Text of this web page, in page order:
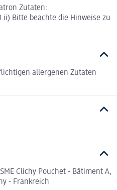
Zutaten:
Bitte beachte die Hinweise zu
allergenen Zutaten
Clichy Pouchet - Bâtiment A,
- Frankreich